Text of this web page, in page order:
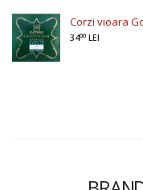
Corzi vioara
3400 LEI